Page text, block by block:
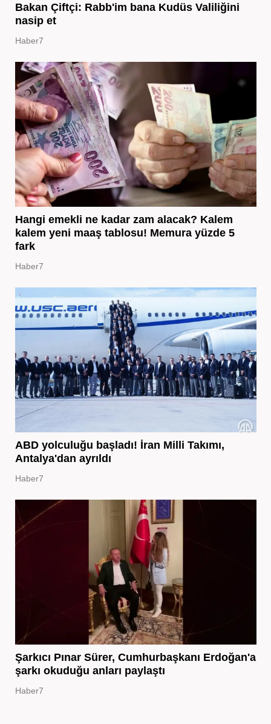
Bakan Çiftçi: Rabb'im bana Kudüs Valiliğini
nasip et
Haber7
Hangi emekli ne kadar zam alacak? Kalem
kalem yeni maaş tablosu! Memura yüzde 5
fark
Haber7
ABD yolculuğu başladı! İran Milli Takımı,
Antalya'dan ayrıldı
Haber7
Şarkıcı Pınar Sürer, Cumhurbaşkanı Erdoğan'a
şarkı okuduğu anları paylaştı
Haber7